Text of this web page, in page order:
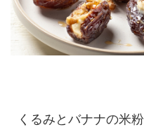
くるみとバナナの米粉